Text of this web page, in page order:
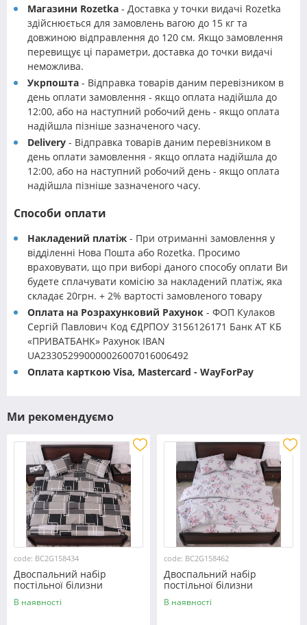
Магазини Rozetka - Доставка у точки видачі Rozetka
здійснюється для замовлень вагою до 15 кг та
довжиною відправлення до 120 см. Якщо замовлення
перевищує ці параметри, доставка до точки видачі
неможлива.
Укрпошта - Відправка товарів даним перевізником в
день оплати замовлення - якщо оплата надійшла до
12:00, або на наступний робочий день - якщо оплата
надійшла пізніше зазначеного часу.
Delivery - Відправка товарів даним перевізником в
день оплати замовлення - якщо оплата надійшла до
12:00, або на наступний робочий день - якщо оплата
надійшла пізніше зазначеного часу.
Способи оплати
Накладений платіж - При отриманні замовлення у
відділенні Нова Пошта або Rozetka. Просимо
враховувати, що при виборі даного способу оплати Ви
будете сплачувати комісію за накладений платіж, яка
складає 20грн. + 2% вартості замовленого товару
Оплата на Розрахунковий Рахунок - ФОП Кулаков
Сергій Павлович Код ЄДРПОУ 3156126171 Банк АТ КБ
«ПРИВАТБАНК» Рахунок IBAN
UA233052990000026007016006492
Оплата карткою Visa, Mastercard - WayForPay
Ми рекомендуємо
code: BC2G158434
Двоспальний набір
постільної білизни
180*220 із Бязі "Gold"
№158434 Черешенка™
В наявності
code: BC2G158462
Двоспальний набір
постільної білизни
180*220 із Бязі "Gold"
№158462 Черешенька™
В наявності